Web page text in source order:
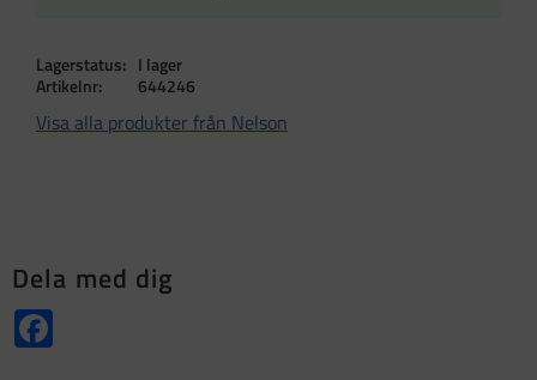
Lagerstatus
I lager
Artikelnr
644246
Visa alla produkter från Nelson
Dela med dig